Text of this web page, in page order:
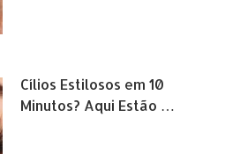
Cílios Estilosos em 10
Minutos? Aqui Estão …